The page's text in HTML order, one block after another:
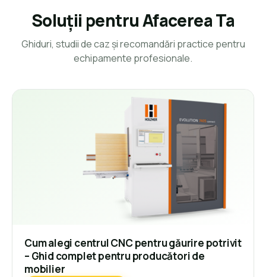
Soluții pentru Afacerea Ta
Ghiduri, studii de caz și recomandări practice pentru
echipamente profesionale.
Cum alegi centrul CNC pentru găurire potrivit
– Ghid complet pentru producători de
mobilier